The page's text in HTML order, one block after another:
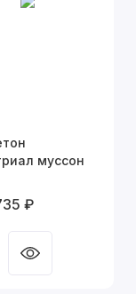
муссон
₽